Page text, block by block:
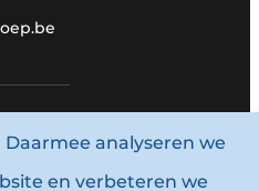
analyseren we
en verbeteren we